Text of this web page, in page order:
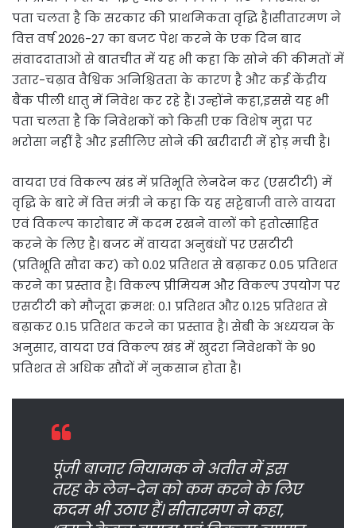
पता चलता है कि सरकार की प्राथमिकता वृद्धि है।सीतारमण ने
वित्त वर्ष 2026-27 का बजट पेश करने के एक दिन बाद
संवाददाताओं से बातचीत में यह भी कहा कि सोने की कीमतों में
उतार-चढ़ाव वैश्विक अनिश्चितता के कारण है और कई केंद्रीय
बैंक पीली धातु में निवेश कर रहे हैं। उन्होंने कहा,इससे यह भी
पता चलता है कि निवेशकों को किसी एक विशेष मुद्रा पर
भरोसा नहीं है और इसीलिए सोने की खरीदारी में होड़ मची है।
वायदा एवं विकल्प खंड में प्रतिभूति लेनदेन कर (एसटीटी) में
वृद्धि के बारे में वित्त मंत्री ने कहा कि यह सट्टेबाजी वाले वायदा
एवं विकल्प कारोबार में कदम रखने वालों को हतोत्साहित
करने के लिए है। बजट में वायदा अनुबंधों पर एसटीटी
(प्रतिभूति सौदा कर) को 0.02 प्रतिशत से बढ़ाकर 0.05 प्रतिशत
करने का प्रस्ताव है। विकल्प प्रीमियम और विकल्प उपयोग पर
एसटीटी को मौजूदा क्रमश: 0.1 प्रतिशत और 0.125 प्रतिशत से
बढ़ाकर 0.15 प्रतिशत करने का प्रस्ताव है। सेबी के अध्ययन के
अनुसार, वायदा एवं विकल्प खंड में खुदरा निवेशकों के 90
प्रतिशत से अधिक सौदों में नुकसान होता है।
पूंजी बाजार नियामक ने अतीत में इस
तरह के लेन-देन को कम करने के लिए
कदम भी उठाए हैं। सीतारमण ने कहा,